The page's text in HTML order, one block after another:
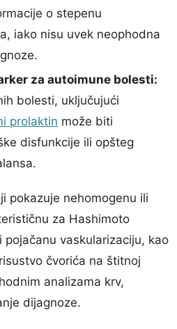
o stepenu
iako nisu uvek neophodna
za autoimune bolesti:
bolesti, uključujući
prolaktin može biti
disfunkcije ili opšteg
pokazuje nehomogenu ili
za Hashimoto
pojačanu vaskularizaciju, kao
čvorića na štitnoj
analizama krv,
dijagnoze.